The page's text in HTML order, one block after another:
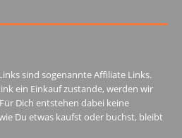
sind sogenannte Affiliate Links.
ein Einkauf zustande, werden wir
Dich entstehen dabei keine
Du etwas kaufst oder buchst, bleibt